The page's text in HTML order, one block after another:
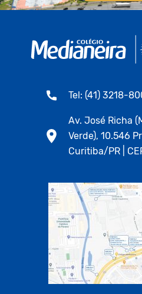
Tel: (41) 3218-
Av. José Richa
Verde), 10.546
Curitiba/PR |